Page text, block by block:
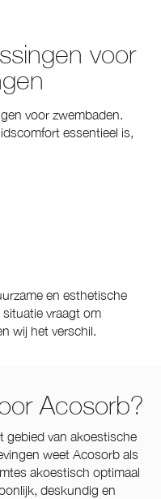
voor
voor zwembaden.
essentieel is,
en esthetische
vraagt om
wij het verschil.
Acosorb?
gebied van akoestische
weet Acosorb als
akoestisch optimaal
deskundig en